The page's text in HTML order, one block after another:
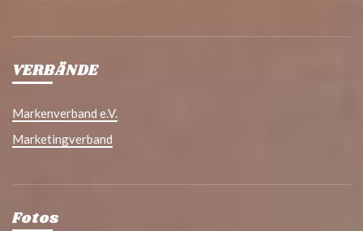
VERBÄNDE
Markenverband e.V.
Marketingverband
Fotos